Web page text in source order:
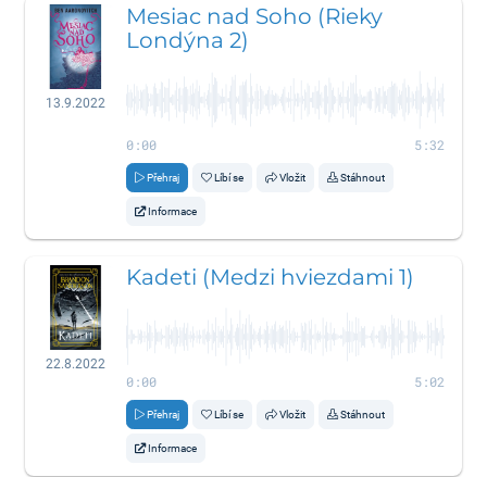
13.9.2022
Mesiac nad Soho (Rieky
Londýna 2)
0:00 5:32
Přehraj Líbí se Vložit Stáhnout
Informace
22.8.2022
Kadeti (Medzi hviezdami 1)
0:00 5:02
Přehraj Líbí se Vložit Stáhnout
Informace